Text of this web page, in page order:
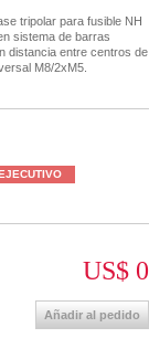
tripolar para fusible NH
sistema de barras
distancia entre centros de
M8/2xM5.
US$ 0
Añadir al pedido